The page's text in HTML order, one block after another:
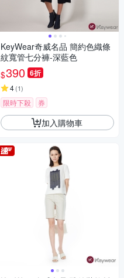
KeyWear奇威名品 簡約色織條
紋寬管七分褲-深藍色
$390 6折
4(1)
限時下殺 券
加入購物車